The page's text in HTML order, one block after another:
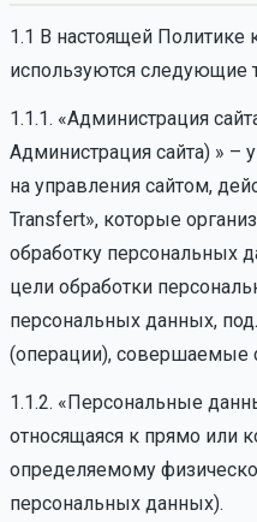
1.1 В настоящей Политике
используются следующие
1.1.1. «Администрация
Администрация сайта) » –
на управления сайтом,
Transfert», которые
обработку персональных
цели обработки
персональных данных,
(операции), совершаемые
1.1.2. «Персональные
относящаяся к прямо или
определяемому
персональных данных).